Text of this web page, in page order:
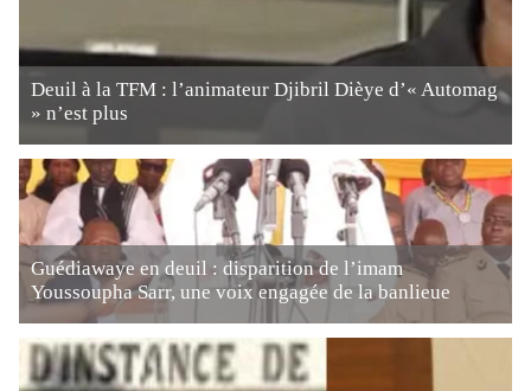
Deuil à la TFM : l’animateur Djibril Dièye d’« Automag
» n’est plus
Guédiawaye en deuil : disparition de l’imam
Youssoupha Sarr, une voix engagée de la banlieue